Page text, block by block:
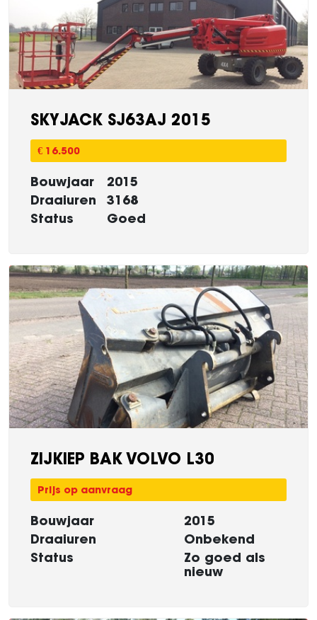
SKYJACK SJ63AJ 2015
€ 16.500
Bouwjaar
2015
Draaiuren
3168
Status
Goed
ZIJKIEP BAK VOLVO L30
Prijs op aanvraag
Bouwjaar
2015
Draaiuren
Onbekend
Status
Zo goed als
nieuw